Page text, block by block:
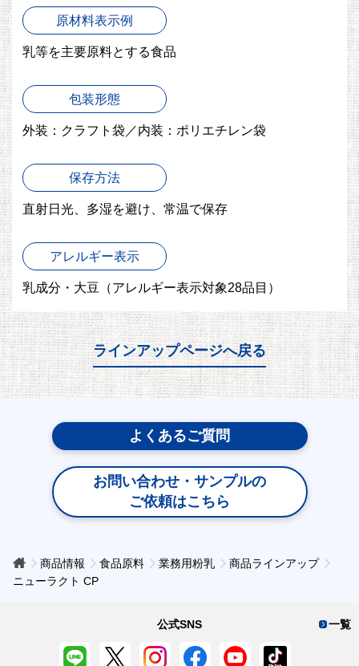
原材料表示例
乳等を主要原料とする食品
包装形態
外装：クラフト袋／内装：ポリエチレン袋
保存方法
直射日光、多湿を避け、常温で保存
アレルギー表示
乳成分・大豆 （アレルギー表示対象28品目）
ラインアップページへ戻る
よくあるご質問
お問い合わせ・サンプルの
ご依頼はこちら
商品情報 食品原料 業務用粉乳
商品ラインアップ
ニューラクト CP
一覧
公式SNS